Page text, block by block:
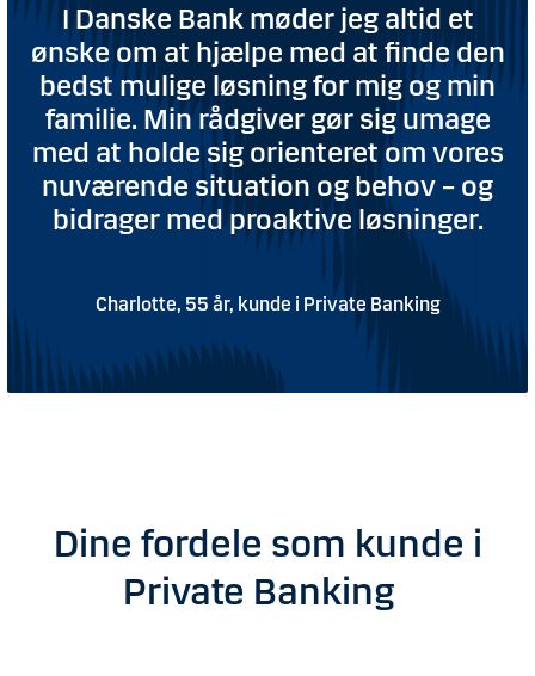
I Danske Bank møder jeg altid et
ønske om at hjælpe med at finde den
bedst mulige løsning for mig og min
familie. Min rådgiver gør sig umage
med at holde sig orienteret om vores
nuværende situation og behov – og
bidrager med proaktive løsninger.
Charlotte, 55 år, kunde i Private Banking
Dine fordele som kunde i
Private Banking